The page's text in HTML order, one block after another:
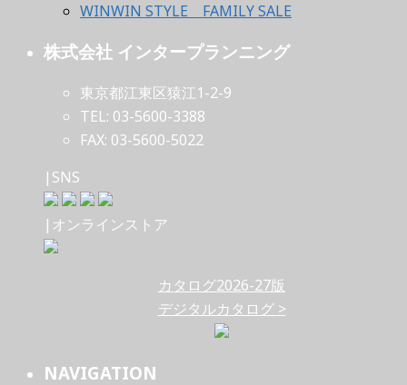
WINWIN STYLE FAMILY SALE
株式会社 インタープランニング
東京都江東区猿江1-2-9
TEL: 03-5600-3388
FAX: 03-5600-5022
|SNS
|オンラインストア
カタログ2026-27版
デジタルカタログ >
NAVIGATION